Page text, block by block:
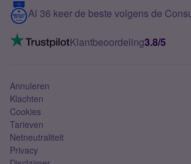
Mobiel internet
Mobiel abonnement
Contact
VoLTE 4G bellen
Al 36 keer de beste volgens de
Klantbeoordeling3.8/5
Annuleren
Klachten
Cookies
Tarieven
Netneutraliteit
Privacy